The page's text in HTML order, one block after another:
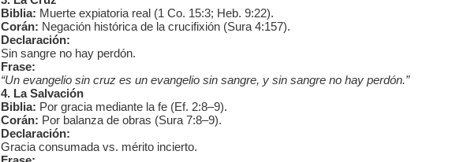
Biblia: Muerte expiatoria real (1 Co. 15:3; Heb. 9:22).
Corán: Negación histórica de la crucifixión (Sura 4:157).
Declaración:
Sin sangre no hay perdón.
Frase:
“Un evangelio sin cruz es un evangelio sin sangre, y sin sangre no hay perdón.”
4. La Salvación
Biblia: Por gracia mediante la fe (Ef. 2:8–9).
Corán: Por balanza de obras (Sura 7:8–9).
Declaración:
Gracia consumada vs. mérito incierto.